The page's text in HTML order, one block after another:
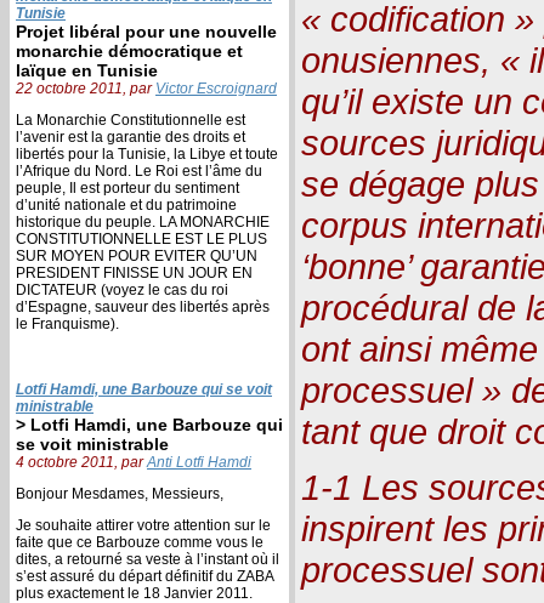
Tunisie
Projet libéral pour une nouvelle
monarchie démocratique et
laïque en Tunisie
22 octobre 2011, par Victor Escroignard
La Monarchie Constitutionnelle est
l’avenir est la garantie des droits et
libertés pour la Tunisie, la Libye et toute
l’Afrique du Nord. Le Roi est l’âme du
peuple, Il est porteur du sentiment
d’unité nationale et du patrimoine
historique du peuple. LA MONARCHIE
CONSTITUTIONNELLE EST LE PLUS
SUR MOYEN POUR EVITER QU’UN
PRESIDENT FINISSE UN JOUR EN
DICTATEUR (voyez le cas du roi
d’Espagne, sauveur des libertés après
le Franquisme).
Lotfi Hamdi, une Barbouze qui se voit
ministrable
> Lotfi Hamdi, une Barbouze qui
se voit ministrable
4 octobre 2011, parAnti Lotfi Hamdi
Bonjour Mesdames, Messieurs,
Je souhaite attirer votre attention sur le
faite que ce Barbouze comme vous le
dites, a retourné sa veste à l’instant où il
s’est assuré du départ définitif du ZABA
plus exactement le 18 Janvier 2011.
« codification
onusiennes, «
qu’il existe un
sources
se dégage
corpus
‘bonne’
procédural de
ont ainsi
processuel »
tant que droit
1-1 Les
inspirent les
processuel